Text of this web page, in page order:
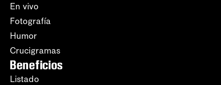
En vivo
Fotografía
Humor
Crucigramas
Beneficios
Listado